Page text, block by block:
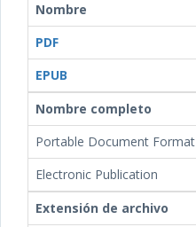
Nombre
PDF
EPUB
Nombre completo
Portable Document Format
Electronic Publication
Extensión de archivo